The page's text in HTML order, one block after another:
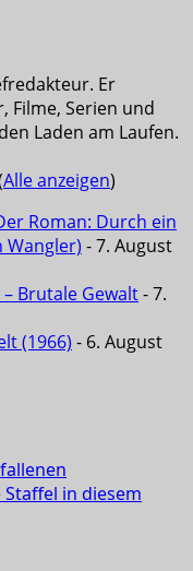
Er
Filme, Serien und
Laden am Laufen.
Alle anzeigen)
Roman: Durch ein
Wangler) - 7. August
Brutale Gewalt- 7.
(1966) - 6. August
in diesem